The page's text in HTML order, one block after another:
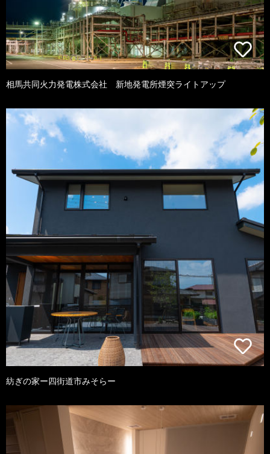
相馬共同火力発電株式会社 新地発電所煙突ライトアップ
紡ぎの家ー四街道市みそらー